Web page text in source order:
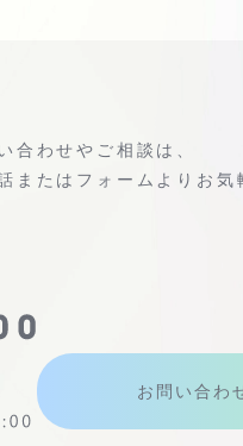
合わせやご相談は、
またはフォームよりお気
お問い合わ